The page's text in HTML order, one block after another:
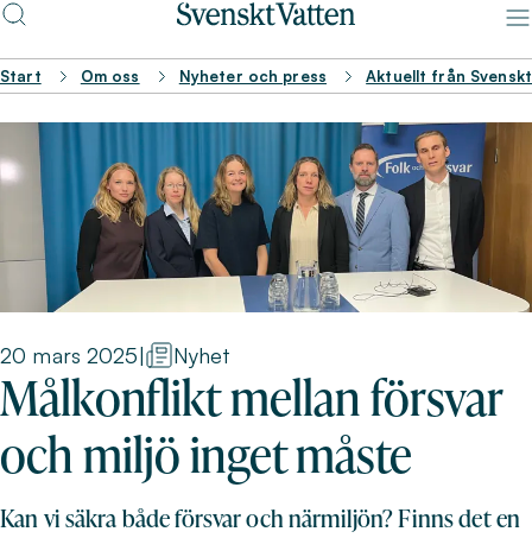
Start Om oss Nyheter och press Aktuellt från
20 mars 2025| Nyhet
Målkonflikt mellan försvar
och miljö inget måste
Kan vi säkra både försvar och närmiljön? Finns det en